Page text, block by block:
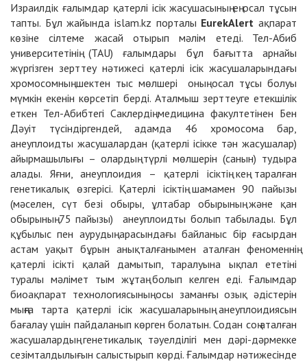
Израилдік ғалымдар қатерлі ісік жасушасының ең осал тұсын
тапты. Бұл жайында islam.kz порталы EurekAlert ақпарат
көзіне сілтеме жасай отырып мәлім етеді. Тел-Абиб
университетінің (TAU) ғалымдары бұл бағытта арнайы
жүргізген зерттеу нәтижесі қатерлі ісік жасушаларындағы
хромосомның шектен тыс мөлшері оның осал тұсы болуы
мүмкін екенін көрсетіп берді. Аталмыш зерттеуге етекшілік
еткен Тел-Абибтегі Саклердің медицина факултетінен Бен
Дәуіт түсіндіргендей, адамда 46 хромосома бар,
анеуплоидты жасушалардан (қатерлі ісікке тән жасушалар)
айырмашылығы – олардың түрлі мөлшерін (санын) тудыра
алады. Яғни, анеуплоидия – қатерлі ісіктің кең таралған
генетикалық өзгерісі. Қатерлі ісіктің шамамен 90 пайызы
(мәселен, сүт безі обыры, ұлтабар обырының және қан
обырының 75 пайызы) анеуплоидты болып табылады. Бұл
құбылыс пен аурудың арасындағы байланыс бір ғасырдан
астам уақыт бұрын анықталғанымен аталған феноменнің
қатерлі ісікті қалай дамытып, таралуына ықпал ететіні
туралы мәлімет тым жұтаң болып келген еді. Ғалымдар
биоақпарат технологиясының осы заманғы озық әдістерін
мыңға тарта қатерлі ісік жасушаларының анеуплоидиясын
бағалау үшін пайдаланып көрген болатын. Содан соң аталған
жасушалардың генетикалық тәуелділігі мен дәрі-дәрмекке
сезімталдылығын салыстырып көрді. Ғалымдар нәтижесінде